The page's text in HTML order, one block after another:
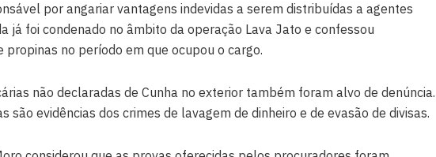
por angariar vantagens indevidas a serem distribuídas a agentes
já foi condenado no âmbito da operação Lava Jato e confessou
propinas no período em que ocupou o cargo.
não declaradas de Cunha no exterior também foram alvo de denúncia.
são evidências dos crimes de lavagem de dinheiro e de evasão de divisas.